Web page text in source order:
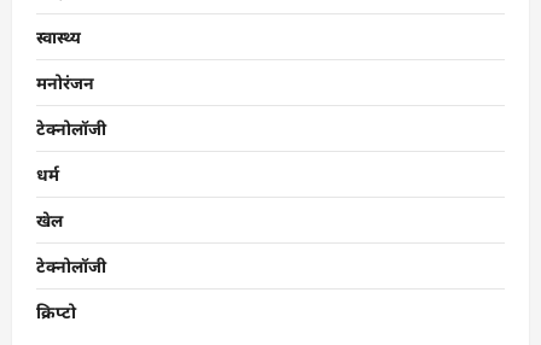
स्वास्थ्य
मनोरंजन
टेक्नोलॉजी
धर्म
खेल
टेक्नोलॉजी
क्रिप्टो